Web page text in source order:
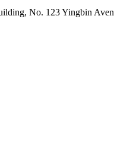
No. 123 Yingbin